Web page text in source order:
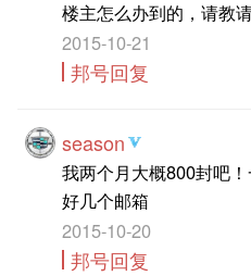
楼主怎么办到的，请教
2015-10-21
邦号回复
season
我两个月大概800封吧
好几个邮箱
2015-10-20
邦号回复